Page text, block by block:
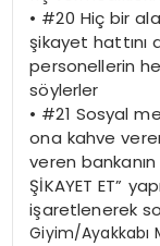
• #20 Hiç bir
şikayet hattını
personellerin
söylerler
• #21 Sosyal
ona kahve
veren bankanın
ŞİKAYET ET”
işaretlenerek
Giyim/Ayakkabı